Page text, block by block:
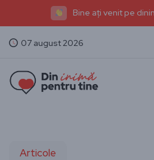
Bine ați venit pe
07 august 2026
Articole